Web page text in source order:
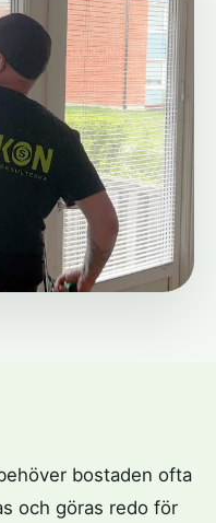
bostaden ofta
och göras redo för